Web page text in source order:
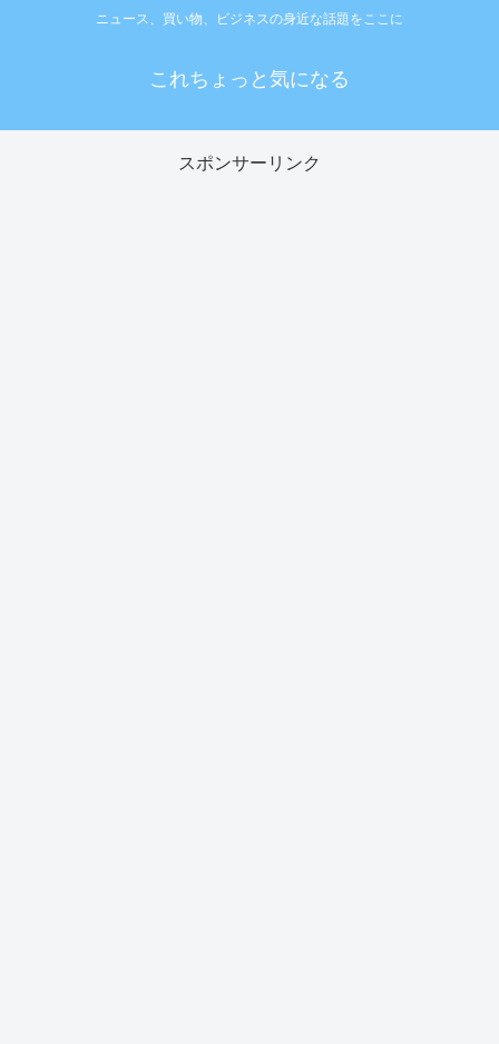
ニュース、買い物、ビジネスの身近な話題をここに
これちょっと気になる
スポンサーリンク